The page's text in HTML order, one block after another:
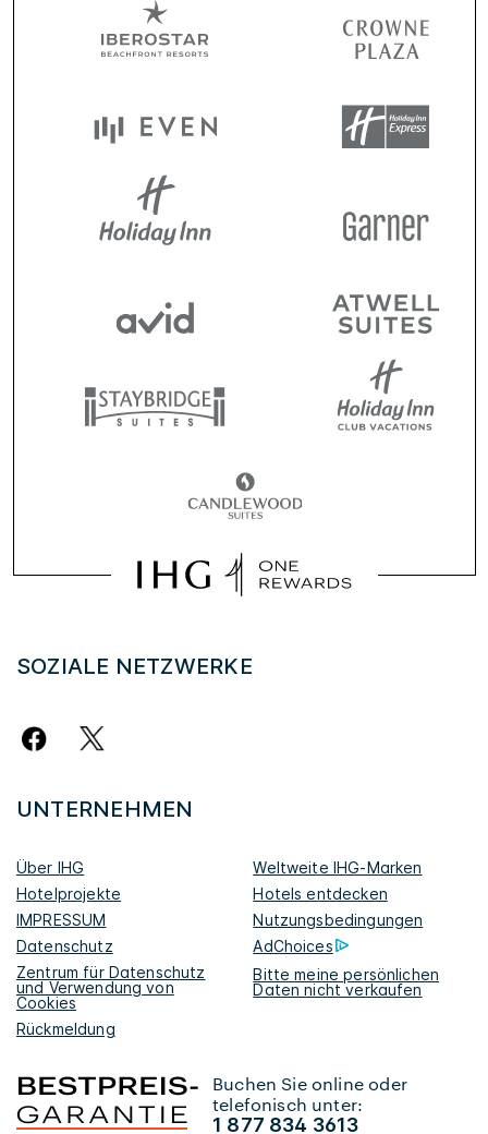
SOZIALE NETZWERKE
UNTERNEHMEN
Über IHG
Weltweite IHG-Marken
Hotelprojekte
Hotels entdecken
IMPRESSUM
Nutzungsbedingungen
Datenschutz
AdChoices
Zentrum für Datenschutz
und Verwendung von
Cookies
Bitte meine persönlichen
Daten nicht verkaufen
Rückmeldung
Buchen Sie online oder
telefonisch unter:
1 877 834 3613